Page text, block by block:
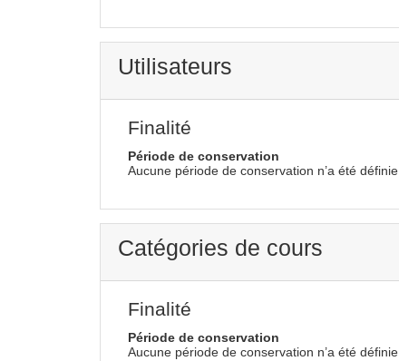
Utilisateurs
Finalité
Période de conservation
Aucune période de conservation n’a été définie
Catégories de cours
Finalité
Période de conservation
Aucune période de conservation n’a été définie